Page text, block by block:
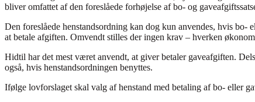
bliver omfattet af den foreslåede forhøjelse af bo- og
Den foreslåede henstandsordning kan dog kun anvendes, hvis
at betale afgiften. Omvendt stilles der ingen krav – hverken
Hidtil har det mest været anvendt, at giver betaler gaveafgiften.
også, hvis henstandsordningen benyttes.
Ifølge lovforslaget skal valg af henstand med betaling af bo- eller